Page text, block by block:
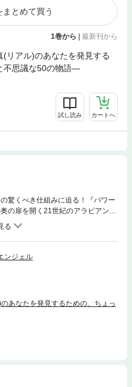
とめて買う
1巻から | 最新刊から
アル)のあなたを発見する
不思議な50の物語―
試し読み カートへ
驚くべき仕組みに迫る！『パワー
の扉を開く21世紀のアラビアンナ
学、脳医学、量子物理学）も超え
波乱万丈のスピリチュアル・エッ
果、古代遺跡、巨石文化、U F０
ップ、スウェット・ロッジ、坐
なＶＩＰ河合隼雄グラハム・ハン
けしほか◆著者が体験した非日常
、日本を含む80ヵ国以上を旅して
通に生活していては出会えない最
たＶＩＰたちとのエピソードを交
ていなかった。しかし、50年以上
ンジェル
あなたを発見するための、ちょっ